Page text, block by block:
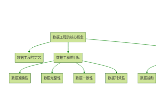
数据工程的核心概念
数据工程的定义 数据工程的目标
数据准确性 数据完整性 数据一致性 数据时效性 数据抽取